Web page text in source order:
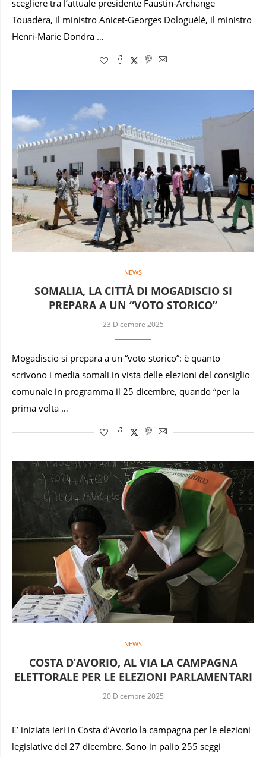
scegliere tra l’attuale presidente Faustin‑Archange
Touadéra, il ministro Anicet‑Georges Dologuélé, il ministro
Henri‑Marie Dondra …
NEWS
SOMALIA, LA CITTÀ DI MOGADISCIO SI
PREPARA A UN “VOTO STORICO”
23 Dicembre 2025
Mogadiscio si prepara a un “voto storico”: è quanto
scrivono i media somali in vista delle elezioni del consiglio
comunale in programma il 25 dicembre, quando “per la
prima volta …
NEWS
COSTA D’AVORIO, AL VIA LA CAMPAGNA
ELETTORALE PER LE ELEZIONI PARLAMENTARI
20 Dicembre 2025
E’ iniziata ieri in Costa d’Avorio la campagna per le elezioni
legislative del 27 dicembre. Sono in palio 255 seggi